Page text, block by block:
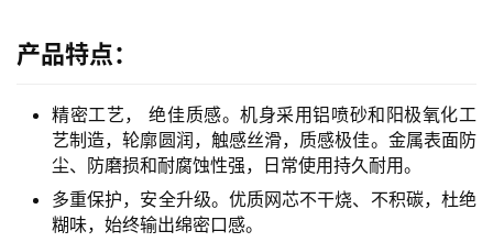
标
产品特点：
精密工艺， 绝佳质感。机身采用铝喷砂和阳极氧化工
艺制造，轮廓圆润，触感丝滑，质感极佳。金属表面防
尘、防磨损和耐腐蚀性强，日常使用持久耐用。
多重保护，安全升级。优质网芯不干烧、不积碳，杜绝
糊味，始终输出绵密口感。